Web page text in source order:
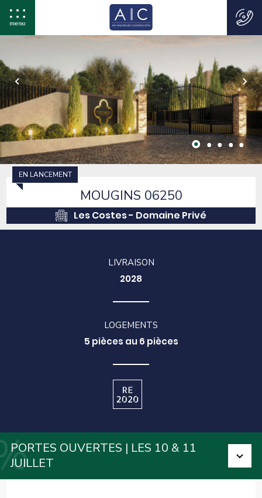
EN LANCEMENT
MOUGINS 06250
Les Costes - Domaine Privé
LIVRAISON
2028
LOGEMENTS
5 pièces au 6 pièces
PORTES OUVERTES | LES 10 & 11
JUILLET